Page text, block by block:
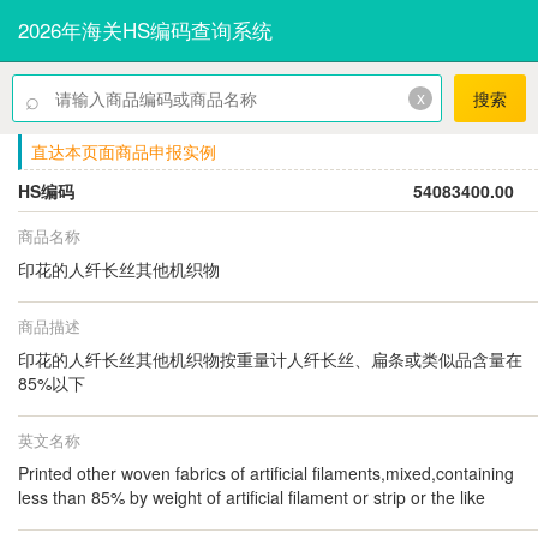
2026年海关HS编码查询系统
⌕ x 搜索
直达本页面商品申报实例
HS编码
54083400.00
商品名称
印花的人纤长丝其他机织物
商品描述
印花的人纤长丝其他机织物按重量计人纤长丝、扁条或类似品含量在
85%以下
英文名称
Printed other woven fabrics of artificial filaments,mixed,containing
less than 85% by weight of artificial filament or strip or the like